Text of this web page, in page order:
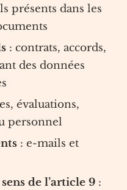
présents dans les
: contrats, accords,
des données
évaluations,
personnel
: e-mails et
de l’article 9 :